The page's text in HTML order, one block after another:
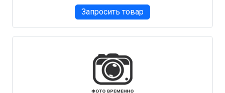
Запросить товар